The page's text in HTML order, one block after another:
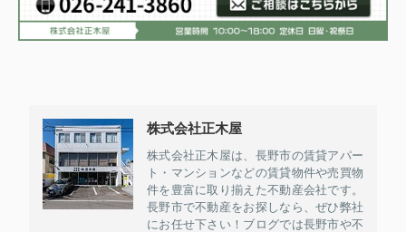
株式会社正木屋
株式会社正木屋は、長野市の賃貸アパー
ト・マンションなどの賃貸物件や売買物
件を豊富に取り揃えた不動産会社です。
長野市で不動産をお探しなら、ぜひ弊社
にお任せ下さい！ブログでは長野市や不